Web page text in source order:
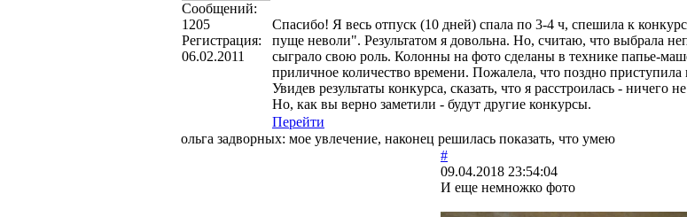
Cообщений:
1205
Регистрация:
06.02.2011
Спасибо! Я весь отпуск (10 дней) спала по 3-4 ч, спешила к
пуще неволи". Результатом я довольна. Но, считаю, что выбрала
сыграло свою роль. Колонны на фото сделаны в технике папье-
приличное количество времени. Пожалела, что поздно
Увидев результаты конкурса, сказать, что я расстроилась - ничего не
Но, как вы верно заметили - будут другие конкурсы.
Перейти
ольга задворных: мое увлечение, наконец решилась показать, что умею
#
09.04.2018 23:54:04
И еще немножко фото